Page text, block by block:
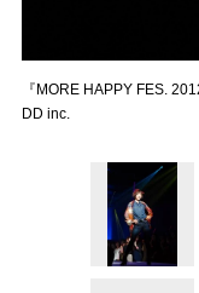
『MORE HAPPY FES.
DD inc.